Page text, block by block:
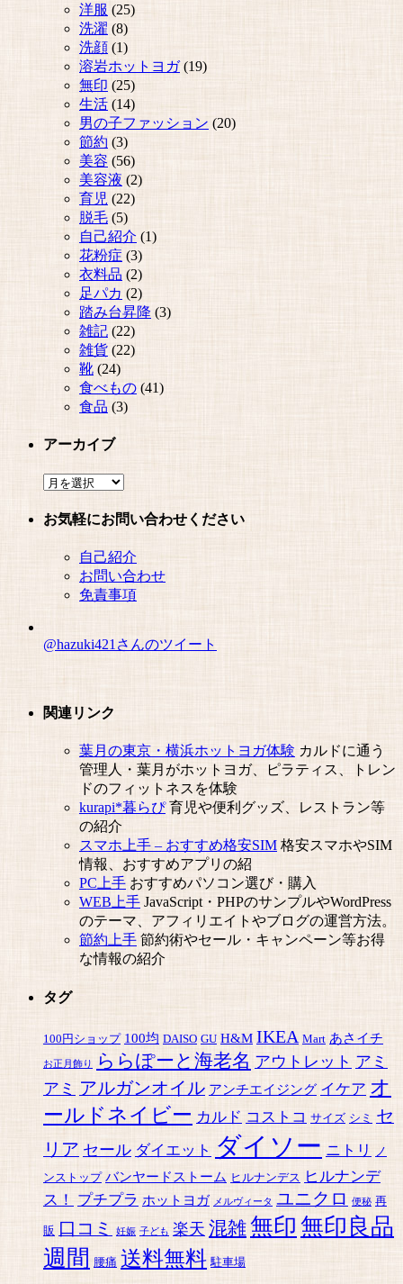
洋服 (25)
洗濯 (8)
洗顔 (1)
溶岩ホットヨガ(19)
無印 (25)
生活 (14)
男の子ファッション (20)
節約 (3)
美容 (56)
美容液 (2)
育児 (22)
脱毛 (5)
自己紹介 (1)
花粉症 (3)
衣料品 (2)
足パカ (2)
踏み台昇降 (3)
雑記 (22)
雑貨 (22)
靴 (24)
食べもの (41)
食品 (3)
アーカイブ
ア
カ
お気軽にお問い合わせください
自己紹介
お問い合わせ
免責事項
@hazuki421さんのツイート
関連リンク
葉月の東京・横浜ホットヨガ体験 カルドに通う
管理人・葉月がホットヨガ、ピラティス、トレン
ドのフィットネスを体験
kurapi*暮らぴ育児や便利グッズ、レストラン等
の紹介
スマホ上手 – おすすめ格安SIM 格安スマホやSIM
情報、おすすめアプリの紹
PC上手 おすすめパソコン選び・購入
WEB上手 JavaScript・PHPのサンプルやWordPress
のテーマ、アフィリエイトやブログの運営方法。
節約上手 節約術やセール・キャンペーン等お得
な情報の紹介
タグ
100円ショップ 100均 DAISO GU H&M IKEA Mart あさイチ
お正月飾り ららぽーと海老名 アウトレット アミ
アミ アルガンオイル アンチエイジング イケア オ
ールドネイビー カルド コストコ サイズ シミ セ
リア セール ダイエット ダイソー ニトリ
ノ
ンストップ バンヤードストーム ヒルナンデス ヒルナンデ
ス！
プチプラ ホットヨガ メルヴィータ ユニクロ 便秘 再
販 口コミ 妊娠 子ども 楽天 混雑無印 無印良品
週間 腰痛 送料無料 駐車場